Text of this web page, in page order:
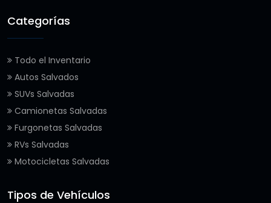
Categorías
Todo el Inventario
Autos Salvados
SUVs Salvadas
Camionetas Salvadas
Furgonetas Salvadas
RVs Salvadas
Motocicletas Salvadas
Tipos de Vehículos